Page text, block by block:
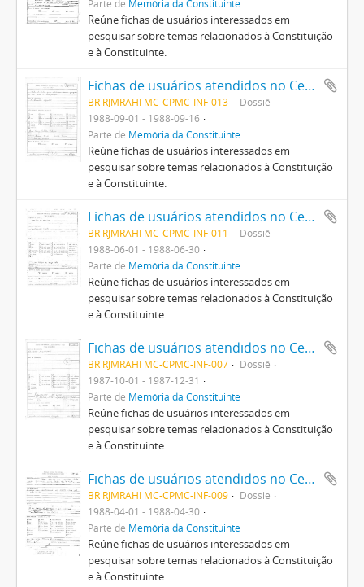
Parte de Memória da Constituinte
Reúne fichas de usuários interessados em
pesquisar sobre temas relacionados à Constituição
e à Constituinte.
Fichas de usuários atendidos no Centro Pró-Memória da Constituinte
BR RJMRAHI MC-CPMC-INF-013
Dossiê
1988-09-01 - 1988-09-16
Parte de Memória da Constituinte
Reúne fichas de usuários interessados em
pesquisar sobre temas relacionados à Constituição
e à Constituinte.
Fichas de usuários atendidos no Centro Pró-Memória da Constituinte
BR RJMRAHI MC-CPMC-INF-011
Dossiê
1988-06-01 - 1988-06-30
Parte de Memória da Constituinte
Reúne fichas de usuários interessados em
pesquisar sobre temas relacionados à Constituição
e à Constituinte.
Fichas de usuários atendidos no Centro Pró-Memória da Constituinte
BR RJMRAHI MC-CPMC-INF-007
Dossiê
1987-10-01 - 1987-12-31
Parte de Memória da Constituinte
Reúne fichas de usuários interessados em
pesquisar sobre temas relacionados à Constituição
e à Constituinte.
Fichas de usuários atendidos no Centro Pró-Memória da Constituinte
BR RJMRAHI MC-CPMC-INF-009
Dossiê
1988-04-01 - 1988-04-30
Parte de Memória da Constituinte
Reúne fichas de usuários interessados em
pesquisar sobre temas relacionados à Constituição
e à Constituinte.